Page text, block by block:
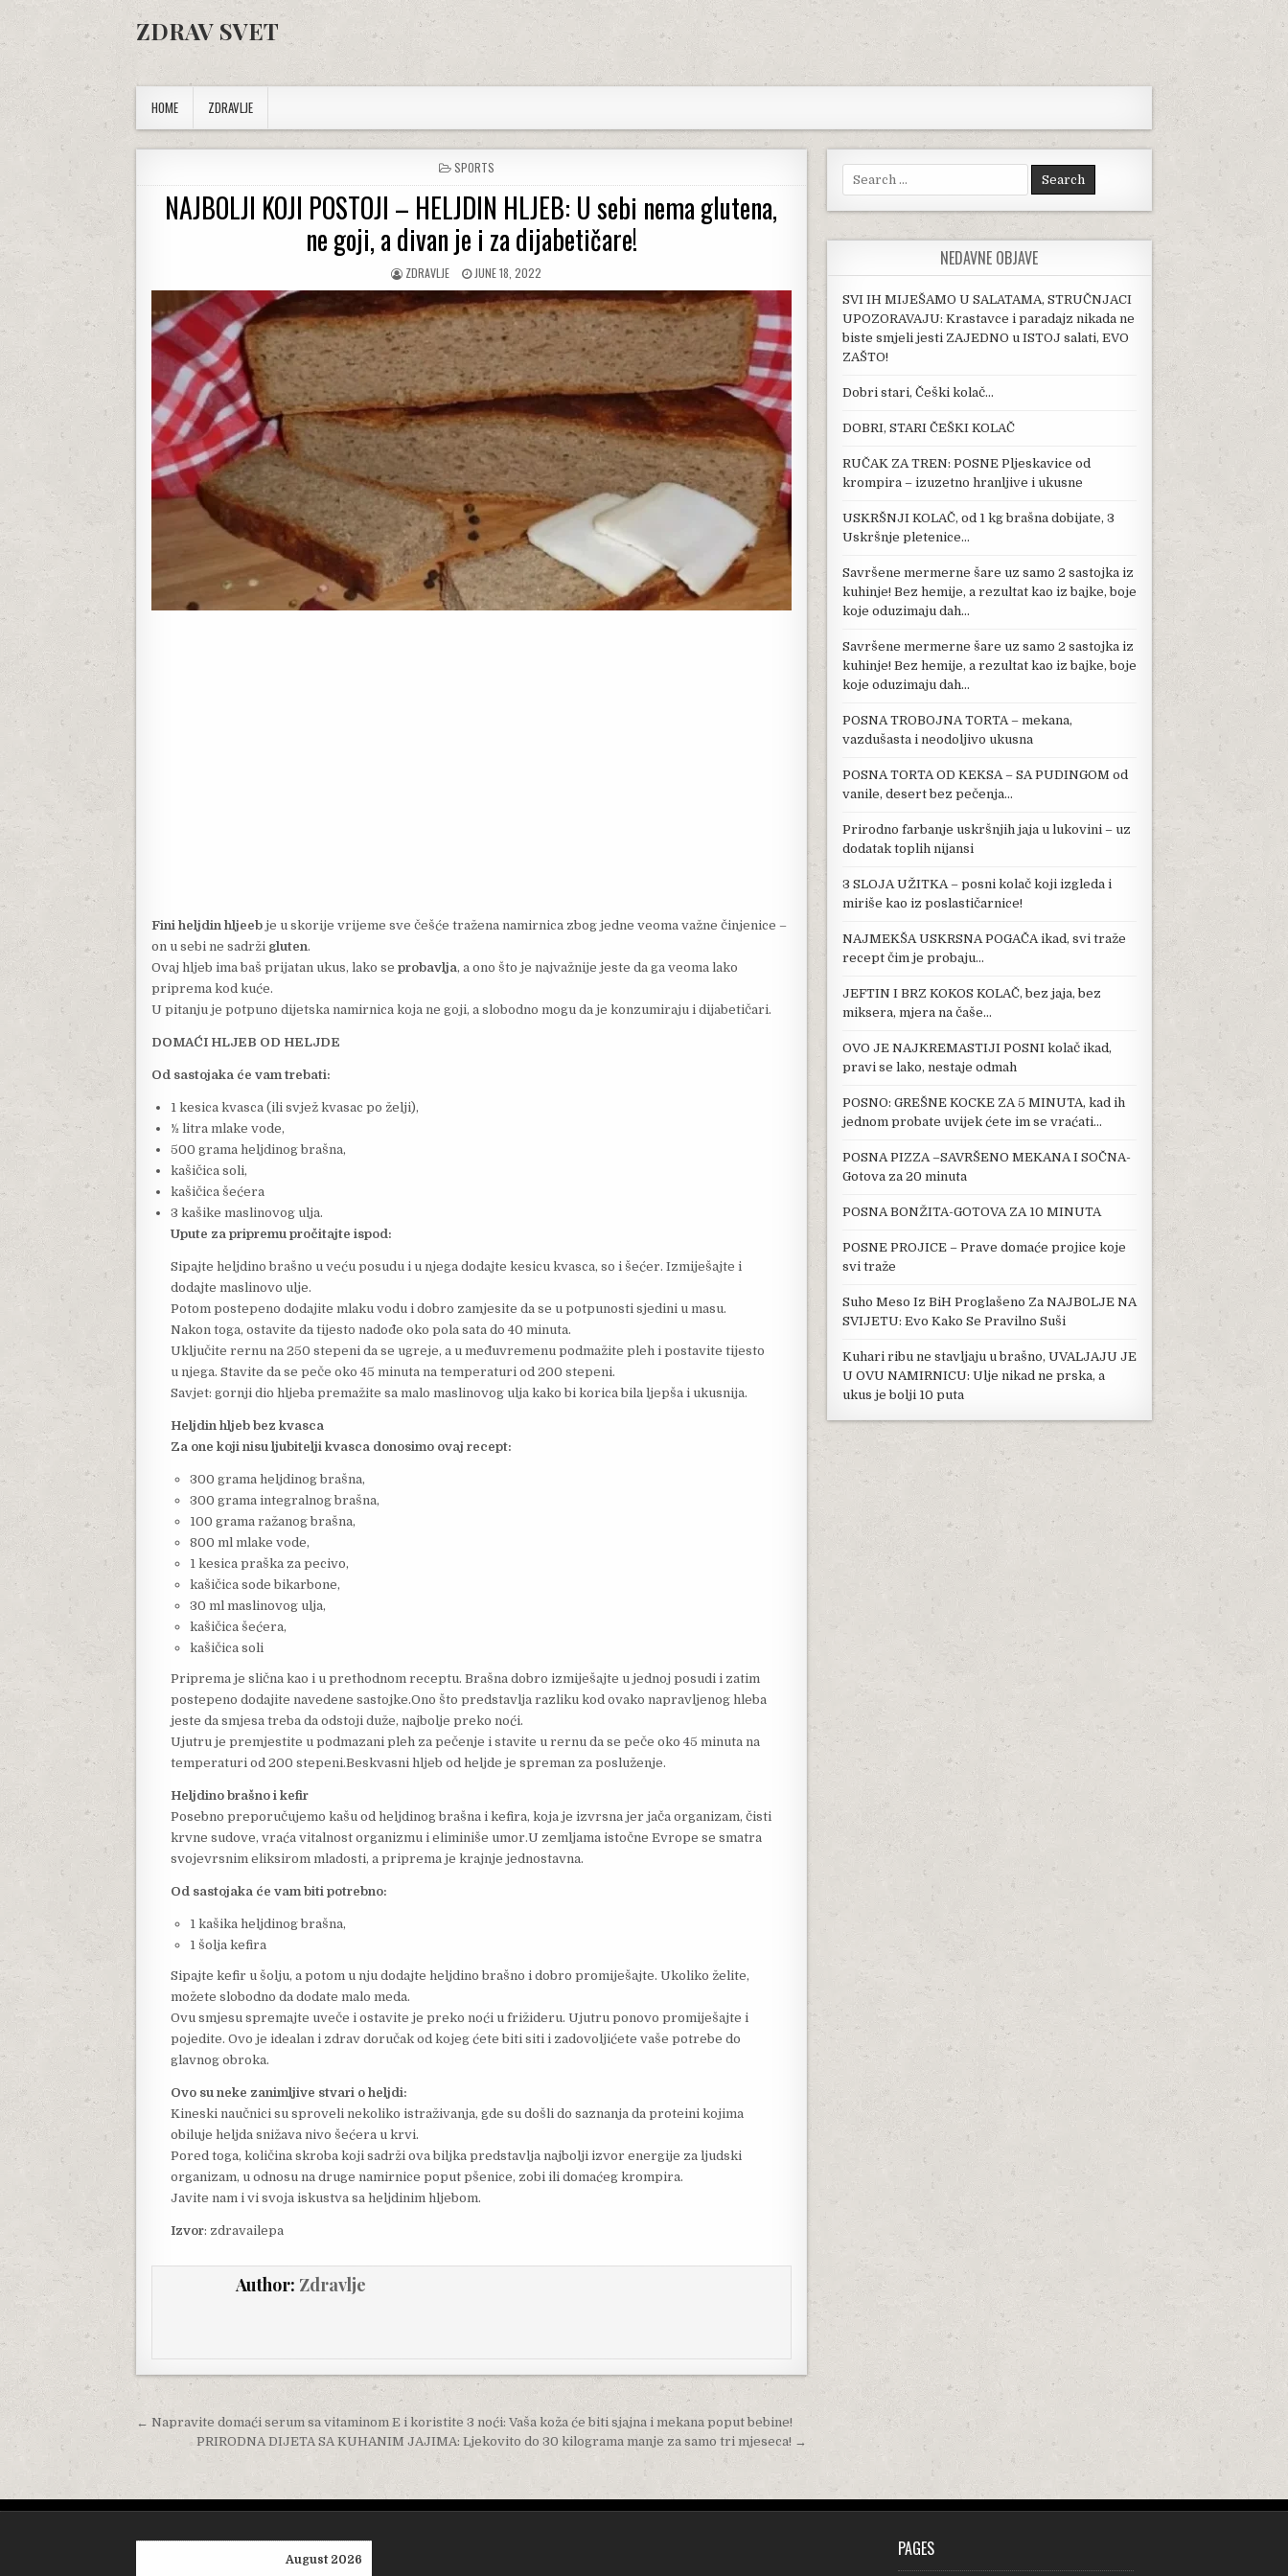
Skip to content
ZDRAV SVET
HOME ZDRAVLJE
POSTED IN
SPORTS
NAJBOLJI KOJI POSTOJI – HELJDIN HLJEB: U sebi nema glutena,
ne goji, a divan je i za dijabetičare!
AUTHOR:
ZDRAVLJE PUBLISHED DATE:
JUNE 18, 2022
Fini heljdin hljeeb je u skorije vrijeme sve češće tražena namirnica zbog jedne veoma važne činjenice –
on u sebi ne sadrži gluten.
Ovaj hljeb ima baš prijatan ukus, lako se probavlja, a ono što je najvažnije jeste da ga veoma lako
priprema kod kuće.
U pitanju je potpuno dijetska namirnica koja ne goji, a slobodno mogu da je konzumiraju i dijabetičari.
DOMAĆI HLJEB OD HELJDE
Od sastojaka će vam trebati:
1 kesica kvasca (ili svjež kvasac po želji),
½ litra mlake vode,
500 grama heljdinog brašna,
kašičica soli,
kašičica šećera
3 kašike maslinovog ulja.
Upute za pripremu pročitajte ispod:
Sipajte heljdino brašno u veću posudu i u njega dodajte kesicu kvasca, so i šećer. Izmiješajte i
dodajte maslinovo ulje.
Potom postepeno dodajite mlaku vodu i dobro zamjesite da se u potpunosti sjedini u masu.
Nakon toga, ostavite da tijesto nadođe oko pola sata do 40 minuta.
Uključite rernu na 250 stepeni da se ugreje, a u međuvremenu podmažite pleh i postavite tijesto
u njega. Stavite da se peče oko 45 minuta na temperaturi od 200 stepeni.
Savjet: gornji dio hljeba premažite sa malo maslinovog ulja kako bi korica bila ljepša i ukusnija.
Heljdin hljeb bez kvasca
Za one koji nisu ljubitelji kvasca donosimo ovaj recept:
300 grama heljdinog brašna,
300 grama integralnog brašna,
100 grama ražanog brašna,
800 ml mlake vode,
1 kesica praška za pecivo,
kašičica sode bikarbone,
30 ml maslinovog ulja,
kašičica šećera,
kašičica soli
Priprema je slična kao i u prethodnom receptu. Brašna dobro izmiješajte u jednoj posudi i zatim
postepeno dodajite navedene sastojke.Ono što predstavlja razliku kod ovako napravljenog hleba
jeste da smjesa treba da odstoji duže, najbolje preko noći.
Ujutru je premjestite u podmazani pleh za pečenje i stavite u rernu da se peče oko 45 minuta na
temperaturi od 200 stepeni.Beskvasni hljeb od heljde je spreman za posluženje.
Heljdino brašno i kefir
Posebno preporučujemo kašu od heljdinog brašna i kefira, koja je izvrsna jer jača organizam, čisti
krvne sudove, vraća vitalnost organizmu i eliminiše umor.U zemljama istočne Evrope se smatra
svojevrsnim eliksirom mladosti, a priprema je krajnje jednostavna.
Od sastojaka će vam biti potrebno:
1 kašika heljdinog brašna,
1 šolja kefira
Sipajte kefir u šolju, a potom u nju dodajte heljdino brašno i dobro promiješajte. Ukoliko želite,
možete slobodno da dodate malo meda.
Ovu smjesu spremajte uveče i ostavite je preko noći u frižideru. Ujutru ponovo promiješajte i
pojedite. Ovo je idealan i zdrav doručak od kojeg ćete biti siti i zadovoljićete vaše potrebe do
glavnog obroka.
Ovo su neke zanimljive stvari o heljdi:
Kineski naučnici su sproveli nekoliko istraživanja, gde su došli do saznanja da proteini kojima
obiluje heljda snižava nivo šećera u krvi.
Pored toga, količina skroba koji sadrži ova biljka predstavlja najbolji izvor energije za ljudski
organizam, u odnosu na druge namirnice poput pšenice, zobi ili domaćeg krompira.
Javite nam i vi svoja iskustva sa heljdinim hljebom.
Izvor: zdravailepa
Author: Zdravlje
Post navigation
← Napravite domaći serum sa vitaminom E i koristite 3 noći: Vaša koža će biti sjajna i mekana poput bebine!
PRIRODNA DIJETA SA KUHANIM JAJIMA: Ljekovito do 30 kilograma manje za samo tri mjeseca! →
Search for:
NEDAVNE OBJAVE
SVI IH MIJEŠAMO U SALATAMA, STRUČNJACI
UPOZORAVAJU: Krastavce i paradajz nikada ne
biste smjeli jesti ZAJEDNO u ISTOJ salati, EVO
ZAŠTO!
Dobri stari, Češki kolač…
DOBRI, STARI ČEŠKI KOLAČ
RUČAK ZA TREN: POSNE Pljeskavice od
krompira – izuzetno hranljive i ukusne
USKRŠNJI KOLAČ, od 1 kg brašna dobijate, 3
Uskršnje pletenice…
Savršene mermerne šare uz samo 2 sastojka iz
kuhinje! Bez hemije, a rezultat kao iz bajke, boje
koje oduzimaju dah…
Savršene mermerne šare uz samo 2 sastojka iz
kuhinje! Bez hemije, a rezultat kao iz bajke, boje
koje oduzimaju dah…
POSNA TROBOJNA TORTA – mekana,
vazdušasta i neodoljivo ukusna
POSNA TORTA OD KEKSA – SA PUDINGOM od
vanile, desert bez pečenja…
Prirodno farbanje uskršnjih jaja u lukovini – uz
dodatak toplih nijansi
3 SLOJA UŽITKA – posni kolač koji izgleda i
miriše kao iz poslastičarnice!
NAJMEKŠA USKRSNA POGAČA ikad, svi traže
recept čim je probaju…
JEFTIN I BRZ KOKOS KOLAČ, bez jaja, bez
miksera, mjera na čaše…
OVO JE NAJKREMASTIJI POSNI kolač ikad,
pravi se lako, nestaje odmah
POSNO: GREŠNE KOCKE ZA 5 MINUTA, kad ih
jednom probate uvijek ćete im se vraćati…
POSNA PIZZA –SAVRŠENO MEKANA I SOČNA-
Gotova za 20 minuta
POSNA BONŽITA-GOTOVA ZA 10 MINUTA
POSNE PROJICE – Prave domaće projice koje
svi traže
Suho Meso Iz BiH Proglašeno Za NAJB0LJE NA
SVIJETU: Evo Kako Se Pravilno Suši
Kuhari ribu ne stavljaju u brašno, UVALJAJU JE
U OVU NAMIRNICU: Ulje nikad ne prska, a
ukus je bolji 10 puta
August 2026 PAGES